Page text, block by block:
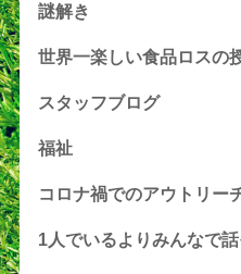
謎解き
世界一楽しい食品ロスの
スタッフブログ
福祉
コロナ禍でのアウトリー
1人でいるよりみんなで話